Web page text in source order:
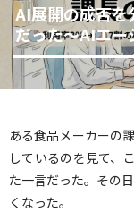
AI展開の成否を
だった～AIエー
ある食品メーカーの
しているのを見て、
た一言だった。その
くなった。